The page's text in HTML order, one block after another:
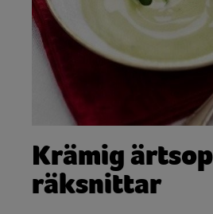
Krämig
räksnittar